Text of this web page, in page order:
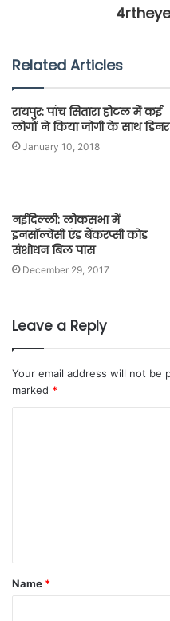
Related Articles
रायपुर: पांच सितारा होटल में कई
लोगों ने किया जोगी के साथ डिनर
January 10, 2018
नईदिल्ली: लोकसभा में
इनसॉल्वेंसी एंड बैंकरप्सी कोड
संशोधन बिल पास
December 29, 2017
Leave a Reply
Your email address will not be
marked *
Name *